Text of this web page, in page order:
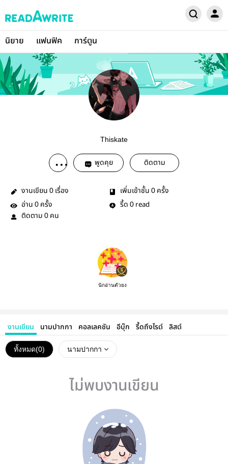
นิยาย แฟนฟิค การ์ตูน
Thiskate
พูดคุย ติดตาม
งานเขียน 0 เรื่อง เพิ่มเข้าชั้น 0 ครั้ง
อ่าน 0 ครั้ง รี้ด 0 read
ติดตาม 0 คน
นักอ่านตัวยง
งานเขียน นามปากกา คอลเลคชัน อีบุ๊ก รี้ดถึงไรต์ ลิสต์
ทั้งหมด(0) นามปากกา
ไม่พบงานเขียน